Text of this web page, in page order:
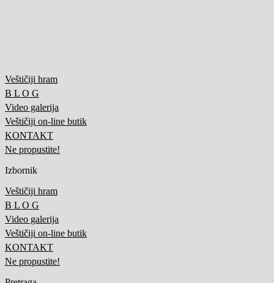
Veštičiji hram
B L O G
Video galerija
Veštičiji on-line butik
KONTAKT
Ne propustite!
Izbornik
Veštičiji hram
B L O G
Video galerija
Veštičiji on-line butik
KONTAKT
Ne propustite!